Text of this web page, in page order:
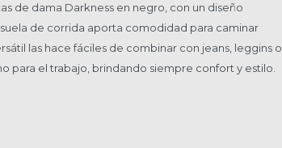
de dama Darkness en negro, con un diseño
de corrida aporta comodidad para caminar
las hace fáciles de combinar con jeans, leggins o
para el trabajo, brindando siempre confort y estilo.